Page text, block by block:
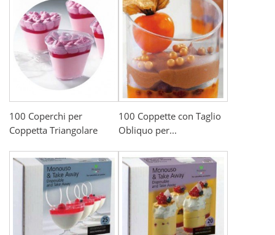
100 Coperchi per
Coppetta Triangolare
100 Coppette con Taglio
Obliquo per...